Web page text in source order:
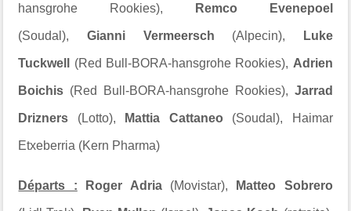
hansgrohe Rookies), Remco Evenepoel
(Soudal), Gianni Vermeersch (Alpecin), Luke
Tuckwell (Red Bull-BORA-hansgrohe Rookies), Adrien
Boichis (Red Bull-BORA-hansgrohe Rookies), Jarrad
Drizners (Lotto), Mattia Cattaneo (Soudal), Haimar
Etxeberria (Kern Pharma)
Départs : Roger Adria(Movistar), Matteo Sobrero